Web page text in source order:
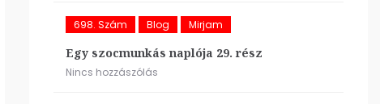
698. Szám Blog Mirjam
Egy szocmunkás naplója 29. rész
Nincs hozzászólás